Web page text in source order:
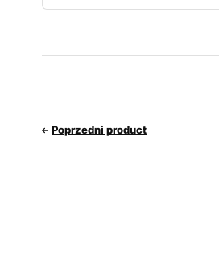
Poprzedni product